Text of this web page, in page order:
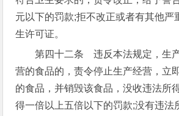
元以下的罚款;拒不改正或者有其他严
生许可证。
第四十二条 违反本法规定，生
营的食品的，责令停止生产经营，立
的食品，并销毁该食品，没收违法所
得一倍以上五倍以下的罚款;没有违法